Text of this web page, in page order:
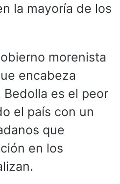
la mayoría de los
morenista
encabeza
es el peor
el país con un
que
en los